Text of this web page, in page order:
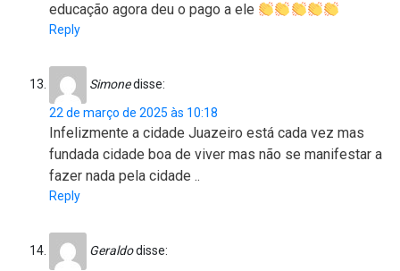
educação agora deu o pago a ele
Reply
Simonedisse:
22 de março de 2025 às 10:18
Infelizmente a cidade Juazeiro está cada vez mas
fundada cidade boa de viver mas não se manifestar a
fazer nada pela cidade ..
Reply
Geraldodisse: